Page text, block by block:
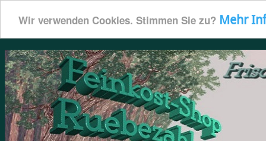
Wir verwenden Cookies. Stimmen Sie zu? Mehr